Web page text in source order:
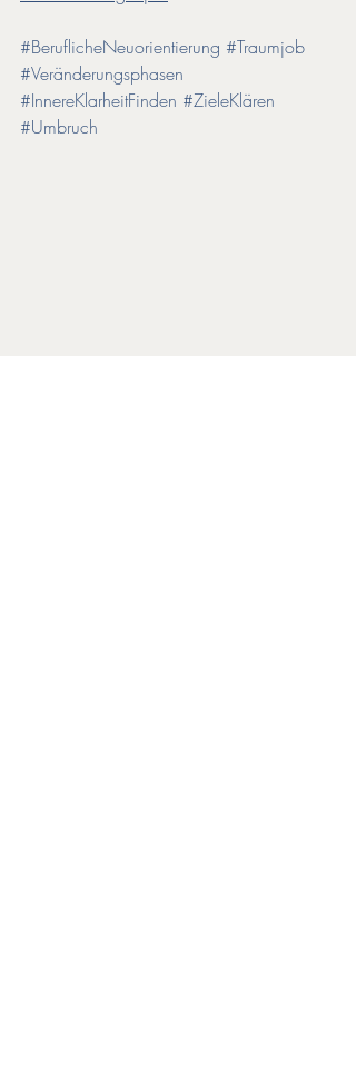
#BeruflicheNeuorientierung #Traumjob
#Veränderungsphasen
#InnereKlarheitFinden #ZieleKlären
#Umbruch